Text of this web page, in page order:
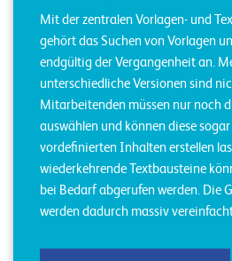
E
v
Mit der zentralen Vorlagen- und
gehört das Suchen von Vorlagen
endgültig der Vergangenheit an.
unterschiedliche Versionen sind
Mitarbeitenden müssen nur noch
auswählen und können diese
vordefinierten Inhalten erstellen
wiederkehrende Textbausteine
bei Bedarf abgerufen werden. Die
werden dadurch massiv